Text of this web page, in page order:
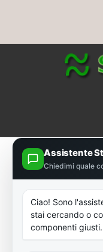
Assistente
Chiedimi quale
Ciao! Sono
stai cercando o
componenti giusti.